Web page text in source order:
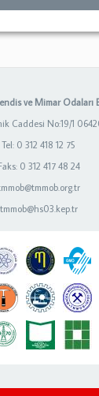
ve Mimar Odaları
Caddesi No:19/1
Tel: 0 312 418 12 75
0 312 417 48 24
tmmob@hs03.kep.tr